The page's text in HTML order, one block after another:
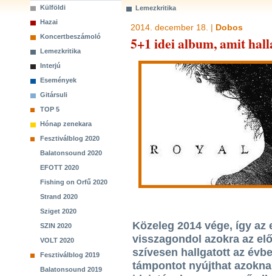
Külföldi
Hazai
Koncertbeszámoló
Lemezkritika
Interjú
Események
Gitársuli
TOP 5
Hónap zenekara
Fesztiválblog 2020
Balatonsound 2020
EFOTT 2020
Fishing on Orfű 2020
Strand 2020
Sziget 2020
SZIN 2020
VOLT 2020
Fesztiválblog 2019
Balatonsound 2019
Lemezkritika
2014. december 18. | Dobos
5+1 idei album, amit
Közeleg 2014 vége, így
visszagondol azokra az
szívesen hallgatott az
támpontot nyújthat